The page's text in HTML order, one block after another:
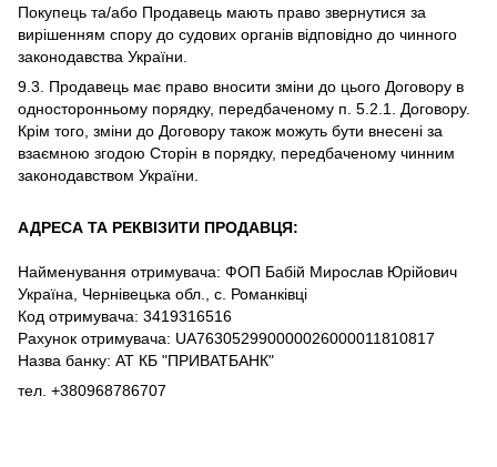
Покупець та/або Продавець мають право звернутися за
вирішенням спору до судових органів відповідно до чинного
законодавства України.
9.3. Продавець має право вносити зміни до цього Договору в
односторонньому порядку, передбаченому п. 5.2.1. Договору.
Крім того, зміни до Договору також можуть бути внесені за
взаємною згодою Сторін в порядку, передбаченому чинним
законодавством України.
АДРЕСА ТА РЕКВІЗИТИ ПРОДАВЦЯ:
Найменування отримувача: ФОП Бабій Мирослав Юрійович
Україна, Чернівецька обл., с. Романківці
Код отримувача: 3419316516
Рахунок отримувача: UA763052990000026000011810817
Назва банку: АТ КБ "ПРИВАТБАНК"
тел. +380968786707